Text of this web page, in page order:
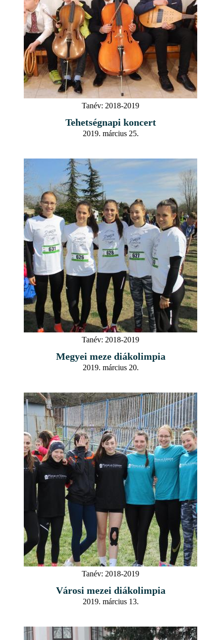
Tanév: 2018-2019
Tehetségnapi koncert
2019. március 25.
Tanév: 2018-2019
Megyei meze diákolimpia
2019. március 20.
Tanév: 2018-2019
Városi mezei diákolimpia
2019. március 13.